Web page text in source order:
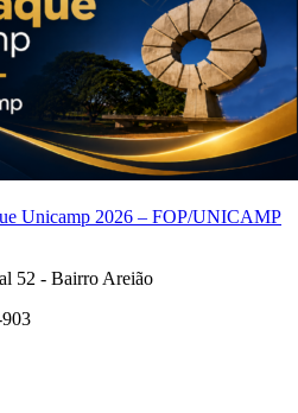
Unicamp 2026 – FOP/UNICAMP
52 - Bairro Areião